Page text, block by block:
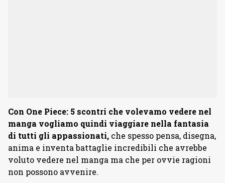
Con One Piece: 5 scontri che volevamo vedere nel
manga vogliamo quindi viaggiare nella fantasia
di tutti gli appassionati, che spesso pensa, disegna,
anima e inventa battaglie incredibili che avrebbe
voluto vedere nel manga ma che per ovvie ragioni
non possono avvenire.